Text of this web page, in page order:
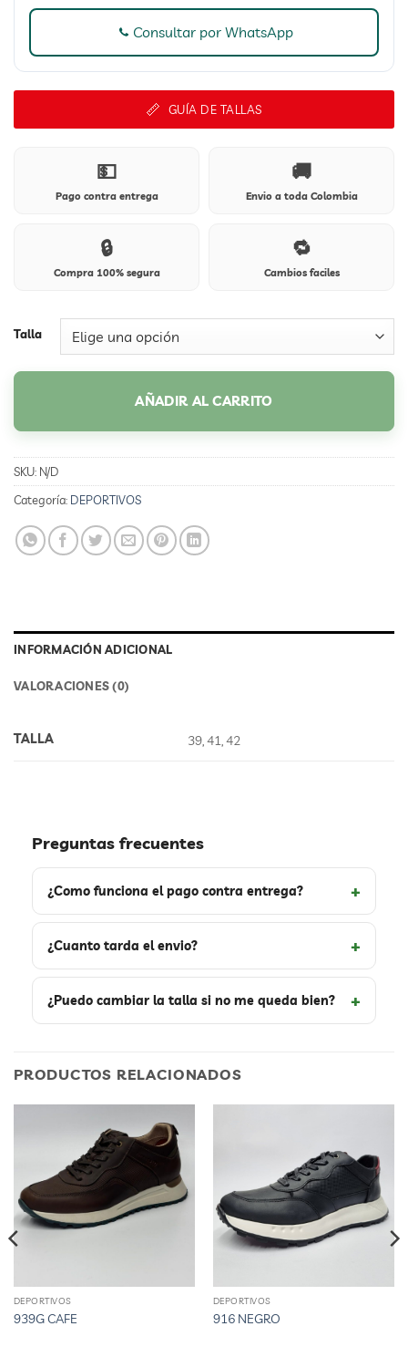
Consultar por WhatsApp
GUÍA DE TALLAS
💵
Pago contra entrega
🚚
Envio a toda Colombia
🔒
Compra 100% segura
🔁
Cambios faciles
Talla
AÑADIR AL CARRITO
SKU: N/D
Categoría: DEPORTIVOS
INFORMACIÓN ADICIONAL
VALORACIONES (0)
TALLA 39, 41, 42
Preguntas frecuentes
¿Como funciona el pago contra entrega?
¿Cuanto tarda el envio?
¿Puedo cambiar la talla si no me queda bien?
PRODUCTOS RELACIONADOS
DEPORTIVOS
939G CAFE
Este
producto
DEPORTIVOS
916 NEGRO
Este
producto